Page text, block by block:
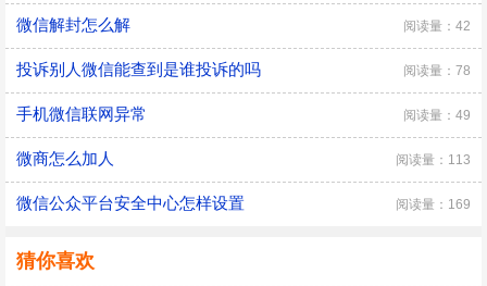
微信解封怎么解 阅读量：42
投诉别人微信能查到是谁投诉的吗 阅读量：78
手机微信联网异常 阅读量：49
微商怎么加人 阅读量：113
微信公众平台安全中心怎样设置 阅读量：169
猜你喜欢